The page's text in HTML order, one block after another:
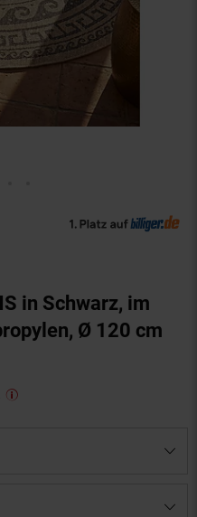
in Schwarz, im
Ø 120 cm